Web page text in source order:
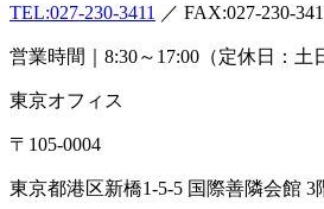
TEL:027-230-3411 ／ FAX:027-230-
営業時間｜8:30～17:00（定休日：土
東京オフィス
〒105-0004
東京都港区新橋1-5-5 国際善隣会館 3